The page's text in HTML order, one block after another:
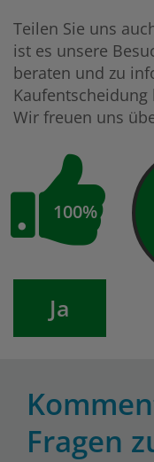
Teilen Sie uns
ist es unsere
beraten und zu
Wir freuen uns
100%
Ja
Fragen